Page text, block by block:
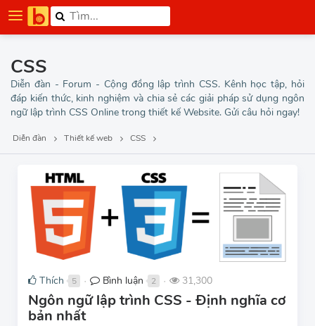
CSS
Diễn đàn - Forum - Cộng đồng lập trình CSS. Kênh học tập, hỏi
đáp kiến thức, kinh nghiệm và chia sẻ các giải pháp sử dụng ngôn
ngữ lập trình CSS Online trong thiết kế Website. Gửi câu hỏi ngay!
Diễn đàn Thiết kế web CSS
Thích 5 ● Bình luận 2 ● 31,300
Ngôn ngữ lập trình CSS - Định nghĩa cơ
bản nhất